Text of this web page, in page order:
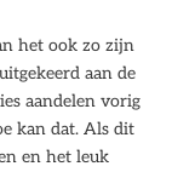
het ook zo zijn
aan de
aandelen vorig
kan dat. Als dit
en het leuk